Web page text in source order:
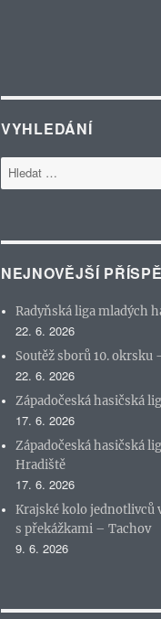
VYHLEDÁNÍ
Hledat:
NEJNOVĚJŠÍ
Radyňská liga mladých
22. 6. 2026
Soutěž sborů 10. okrsku
22. 6. 2026
Západočeská hasičská
17. 6. 2026
Západočeská hasičská
Hradiště
17. 6. 2026
Krajské kolo jednotlivců
s překážkami – Tachov
9. 6. 2026